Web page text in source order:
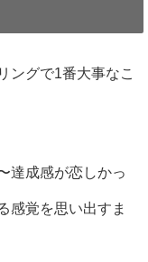
ングで1番大事なこ
達成感が恋しかっ
感覚を思い出すま